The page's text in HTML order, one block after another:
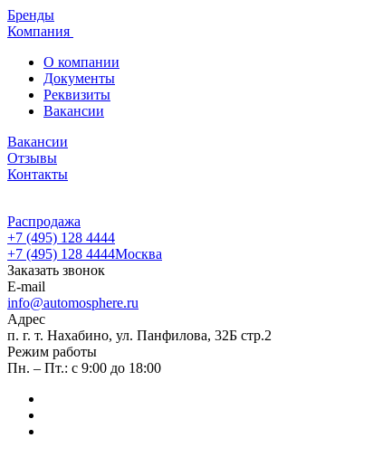
Бренды
Компания
О компании
Документы
Реквизиты
Вакансии
Вакансии
Отзывы
Контакты
Распродажа
+7 (495) 128 4444
+7 (495) 128 4444Москва
Заказать звонок
E-mail
info@automosphere.ru
Адрес
п. г. т. Нахабино, ул. Панфилова, 32Б стр.2
Режим работы
Пн. – Пт.: с 9:00 до 18:00